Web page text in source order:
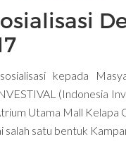
kepada
(Indonesia
Utama Mall Kelapa
satu bentuk